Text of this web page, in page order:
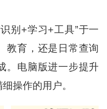
别+学习+工具”于一
教育，还是日常查询
。电脑版进一步提升
操作的用户。